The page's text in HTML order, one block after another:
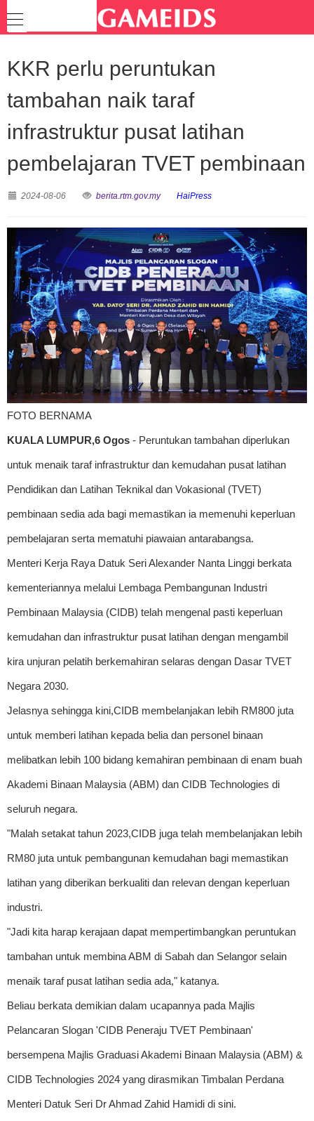
KKR perlu peruntukan
tambahan naik taraf
infrastruktur pusat latihan
pembelajaran TVET pembinaan
2024-08-06 berita.rtm.gov.my HaiPress
FOTO BERNAMA
KUALA LUMPUR,6 Ogos - Peruntukan tambahan diperlukan
untuk menaik taraf infrastruktur dan kemudahan pusat latihan
Pendidikan dan Latihan Teknikal dan Vokasional (TVET)
pembinaan sedia ada bagi memastikan ia memenuhi keperluan
pembelajaran serta mematuhi piawaian antarabangsa.
Menteri Kerja Raya Datuk Seri Alexander Nanta Linggi berkata
kementeriannya melalui Lembaga Pembangunan Industri
Pembinaan Malaysia (CIDB) telah mengenal pasti keperluan
kemudahan dan infrastruktur pusat latihan dengan mengambil
kira unjuran pelatih berkemahiran selaras dengan Dasar TVET
Negara 2030.
Jelasnya sehingga kini,CIDB membelanjakan lebih RM800 juta
untuk memberi latihan kepada belia dan personel binaan
melibatkan lebih 100 bidang kemahiran pembinaan di enam buah
Akademi Binaan Malaysia (ABM) dan CIDB Technologies di
seluruh negara.
"Malah setakat tahun 2023,CIDB juga telah membelanjakan lebih
RM80 juta untuk pembangunan kemudahan bagi memastikan
latihan yang diberikan berkualiti dan relevan dengan keperluan
industri.
"Jadi kita harap kerajaan dapat mempertimbangkan peruntukan
tambahan untuk membina ABM di Sabah dan Selangor selain
menaik taraf pusat latihan sedia ada," katanya.
Beliau berkata demikian dalam ucapannya pada Majlis
Pelancaran Slogan 'CIDB Peneraju TVET Pembinaan'
bersempena Majlis Graduasi Akademi Binaan Malaysia (ABM) &
CIDB Technologies 2024 yang dirasmikan Timbalan Perdana
Menteri Datuk Seri Dr Ahmad Zahid Hamidi di sini.